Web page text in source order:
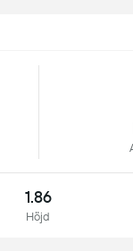
1.86
Höjd